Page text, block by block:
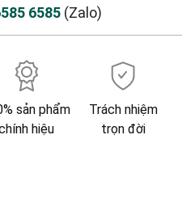
6585 (Zalo)
sản phẩm
hiệu
Trách nhiệm
trọn đời